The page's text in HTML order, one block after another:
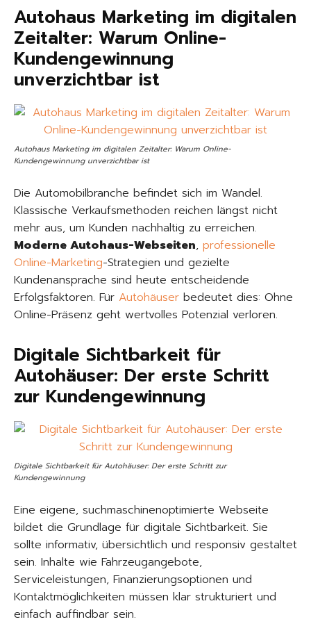
Autohaus Marketing im digitalen
Zeitalter: Warum Online-
Kundengewinnung
unverzichtbar ist
Autohaus Marketing im digitalen Zeitalter: Warum Online-
Kundengewinnung unverzichtbar ist
Die Automobilbranche befindet sich im Wandel.
Klassische Verkaufsmethoden reichen längst nicht
mehr aus, um Kunden nachhaltig zu erreichen.
Moderne Autohaus-Webseiten, professionelle
Online-Marketing-Strategien und gezielte
Kundenansprache sind heute entscheidende
Erfolgsfaktoren. Für Autohäuser bedeutet dies: Ohne
Online-Präsenz geht wertvolles Potenzial verloren.
Digitale Sichtbarkeit für
Autohäuser: Der erste Schritt
zur Kundengewinnung
Digitale Sichtbarkeit für Autohäuser: Der erste Schritt zur
Kundengewinnung
Eine eigene, suchmaschinenoptimierte Webseite
bildet die Grundlage für digitale Sichtbarkeit. Sie
sollte informativ, übersichtlich und responsiv gestaltet
sein. Inhalte wie Fahrzeugangebote,
Serviceleistungen, Finanzierungsoptionen und
Kontaktmöglichkeiten müssen klar strukturiert und
einfach auffindbar sein.